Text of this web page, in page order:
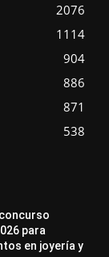
2076
1114
904
886
871
538
Perspectiva
Más
para
en joyería y